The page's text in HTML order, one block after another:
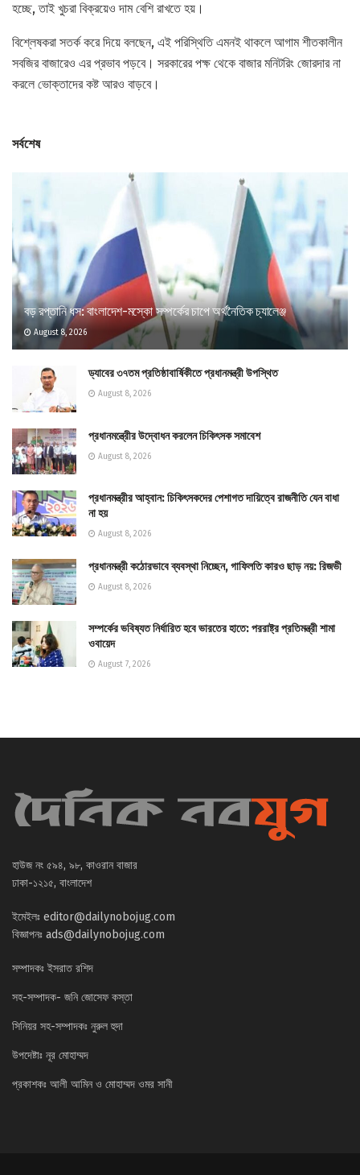
হচ্ছে, তাই খুচরা বিক্রয়েও দাম বেশি রাখতে হয়।
বিশ্লেষকরা সতর্ক করে দিয়ে বলছেন, এই পরিস্থিতি এমনই থাকলে আগাম শীতকালীন
সবজির বাজারেও এর প্রভাব পড়বে। সরকারের পক্ষ থেকে বাজার মনিটরিং জোরদার না
করলে ভোক্তাদের কষ্ট আরও বাড়বে।
সর্বশেষ
বড় রপ্তানি ধস: বাংলাদেশ-মস্কো সম্পর্কের চাপে অর্থনৈতিক চ্যালেঞ্জ
August 8, 2026
ড্যাবের ৩৭তম প্রতিষ্ঠাবার্ষিকীতে প্রধানমন্ত্রী উপস্থিত
August 8, 2026
প্রধানমন্ত্রীের উদ্বোধন করলেন চিকিৎসক সমাবেশ
August 8, 2026
প্রধানমন্ত্রীর আহ্বান: চিকিৎসকদের পেশাগত দায়িত্বে রাজনীতি যেন বাধা
না হয়
August 8, 2026
প্রধানমন্ত্রী কঠোরভাবে ব্যবস্থা নিচ্ছেন, গাফিলতি কারও ছাড় নয়: রিজভী
August 8, 2026
সম্পর্কের ভবিষ্যত নির্ধারিত হবে ভারতের হাতে: পররাষ্ট্র প্রতিমন্ত্রী শামা
ওবায়েদ
August 7, 2026
হাউজ নং ৫৯৪, ৯৮, কাওরান বাজার
ঢাকা-১২১৫, বাংলাদেশ
ইমেইলঃ editor@dailynobojug.com
বিজ্ঞাপনঃ ads@dailynobojug.com
সম্পাদকঃ ইসরাত রশিদ
সহ-সম্পাদক- জনি জোসেফ কস্তা
সিনিয়র সহ-সম্পাদকঃ নুরুল হুদা
উপদেষ্টাঃ নূর মোহাম্মদ
প্রকাশকঃ আলী আমিন ও মোহাম্মদ ওমর সানী